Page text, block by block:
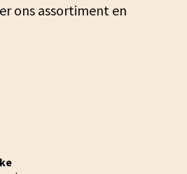
ons assortiment en